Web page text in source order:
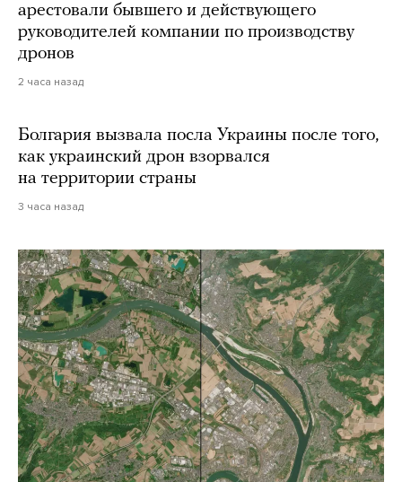
арестовали бывшего и действующего
руководителей компании по производству
дронов
2 часа назад
Болгария вызвала посла Украины после того,
как украинский дрон взорвался
на территории страны
3 часа назад